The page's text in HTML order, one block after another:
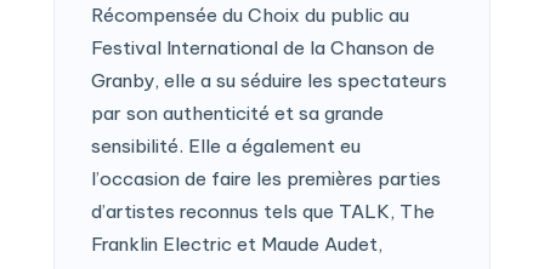
Récompensée du Choix du public au
Festival International de la Chanson de
Granby, elle a su séduire les spectateurs
par son authenticité et sa grande
sensibilité. Elle a également eu
l’occasion de faire les premières parties
d’artistes reconnus tels que TALK, The
Franklin Electric et Maude Audet,